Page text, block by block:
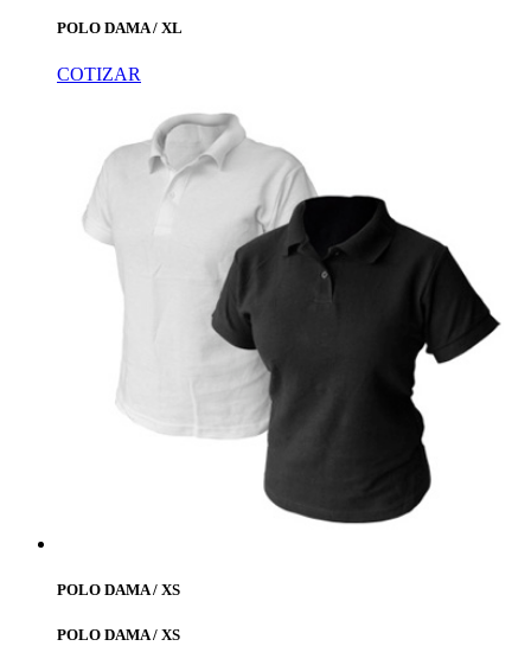
POLO DAMA / XL
COTIZAR
POLO DAMA / XS
POLO DAMA / XS